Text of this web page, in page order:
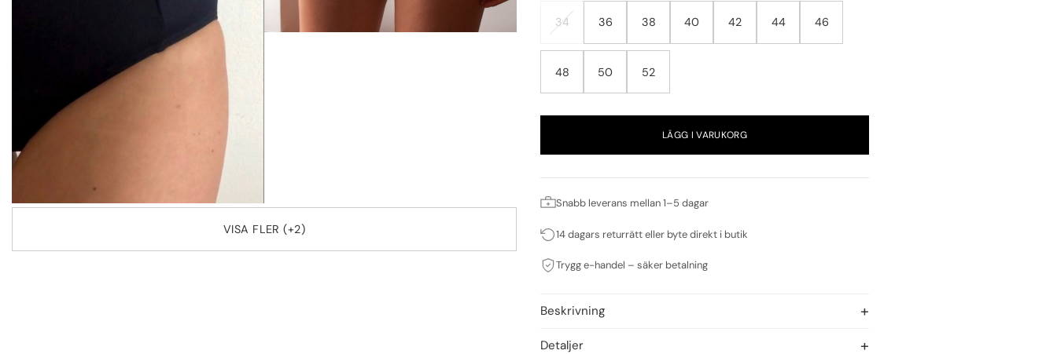
VISA FLER (+2)
34 36 38 40 42 44 46
48 50 52
LÄGG I VARUKORG
Snabb leverans mellan 1–5 dagar
14 dagars returrätt eller byte direkt i butik
Trygg e-handel – säker betalning
Beskrivning
Detaljer